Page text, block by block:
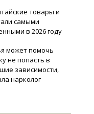
товары и
самыми
в 2026 году
может помочь
не попасть в
зависимости,
нарколог